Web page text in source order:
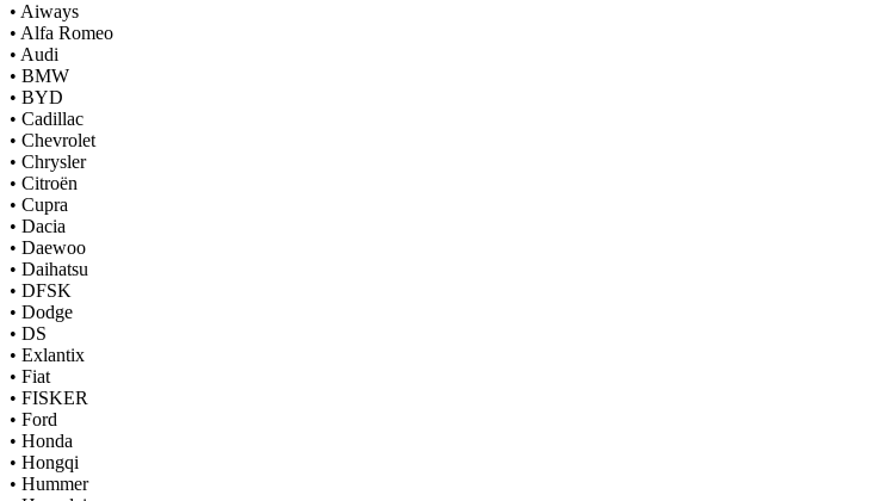
• Aiways
• Alfa Romeo
• Audi
• BMW
• BYD
• Cadillac
• Chevrolet
• Chrysler
• Citroën
• Cupra
• Dacia
• Daewoo
• Daihatsu
• DFSK
• Dodge
• DS
• Exlantix
• Fiat
• FISKER
• Ford
• Honda
• Hongqi
• Hummer